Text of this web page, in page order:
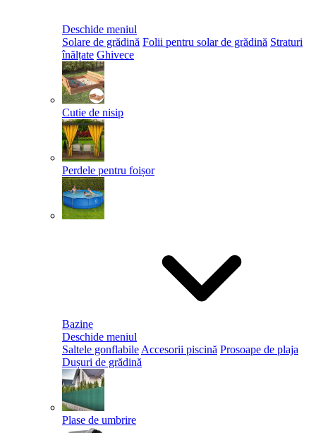
Deschide meniul
Solare de grădină Folii pentru solar de grădină Straturi
înălțate Ghivece
Cutie de nisip
Perdele pentru foișor
Bazine
Deschide meniul
Saltele gonflabile Accesorii piscină Prosoape de plaja
Dușuri de grădină
Plase de umbrire